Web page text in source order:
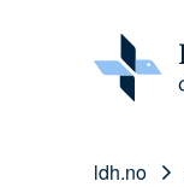
ldh.no